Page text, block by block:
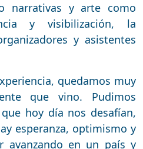
narrativas y arte como
y visibilización, la
y asistentes
quedamos muy
que vino. Pudimos
hoy día nos desafían,
esperanza, optimismo y
avanzando en un país y